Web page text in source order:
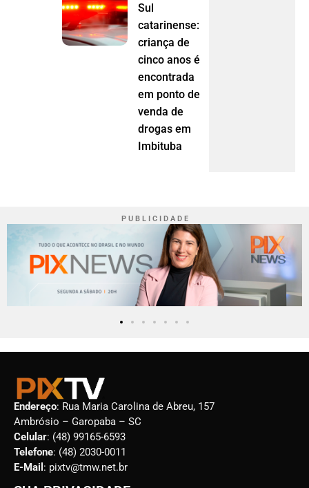
Sul
catarinense:
criança de
cinco anos é
encontrada
em ponto de
venda de
drogas em
Imbituba
P U B L I C I D A D E
Endereço: Rua Maria Carolina de Abreu, 157
Ambrósio – Garopaba – SC
Celular: (48) 99165-6593
Telefone: (48) 2030-0011
E-Mail : pixtv@tmw.net.br